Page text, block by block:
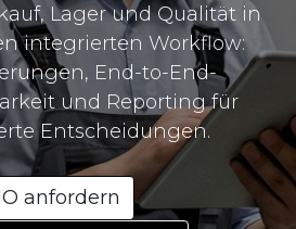
Lager und Qualität in
integrierten Workflow:
End-to-End-
und Reporting für
Entscheidungen.
anfordern